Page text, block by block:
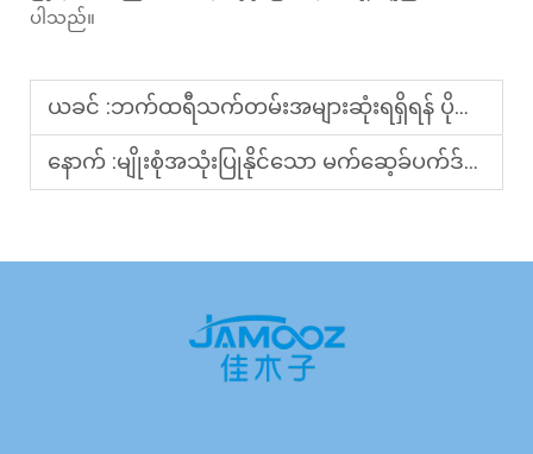
ပါသည်။
ယခင် :ဘက်ထရီသက်တမ်းအများဆုံးရရှိရန် ပိုက်ဆံသယ်ယူရလွယ်ကူသော မက်ဆေ့ချ်စက်ကို မည်သို့ဒီဇိုင်းဆွဲမည်နည်း။
နောက် :မျိုးစုံအသုံးပြုနိုင်သော မက်ဆေ့ခ်ပက်ဒ်သည် အထူးပြုကိရိယာများကို အစားထိုးနိုင်ပါသလား။